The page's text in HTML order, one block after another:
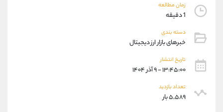
زمان مطالعه
1 دقیقه
دسته بندی
خبرهای بازار ارز دیجیتال
تاریخ انتشار
۱۳:۴۵:۰۰ - ۹ آذر ۱۴۰۴
تعداد بازدید
۵,۵۸۹ بار
پشتیبان فروش
موبایل
واتساپ
تلگرام
داخلی
اطلاعات تماس